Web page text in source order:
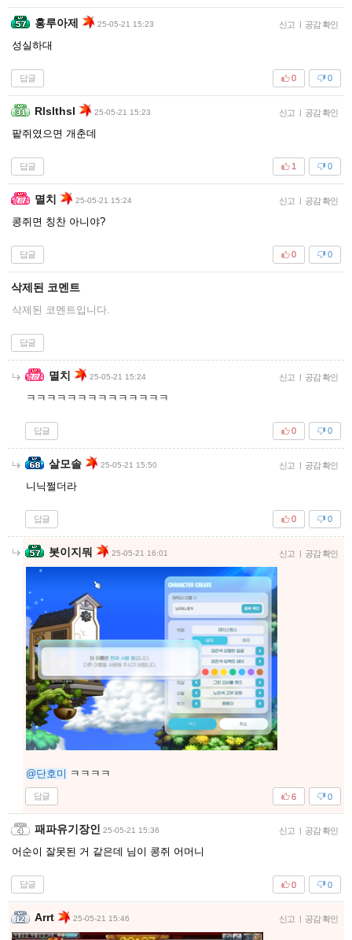
홍루아제 25-05-21 15:23 신고 | 공감 확인
성실하대
답글 0
0
Rlslthsl 25-05-21 15:23 신고 | 공감 확인
팥쥐였으면 개춘데
답글 0
1
멸치 25-05-21 15:24 신고 | 공감 확인
콩쥐면 칭찬 아니야?
답글 0
0
삭제된 코멘트
삭제된 코멘트입니다.
답글
멸치 25-05-21 15:24 신고 | 공감 확인
ㅋㅋㅋㅋㅋㅋㅋㅋㅋㅋㅋㅋㅋㅋ
답글 0
0
살모솔 25-05-21 15:50 신고 | 공감 확인
니닉쩔더라
답글 0
0
봇이지뭐 25-05-21 16:01 신고 | 공감 확인
@단호미 ㅋㅋㅋㅋ
답글 0
6
패파유기장인 25-05-21 15:36 신고 공감 확인
어순이 잘못된 거 같은데 님이 콩쥐 어머니
답글 0
0
Arrt 25-05-21 15:46 신고 공감 확인